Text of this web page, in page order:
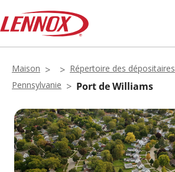
Maison
Répertoire des dépositaires
Pennsylvanie
Port de Williams